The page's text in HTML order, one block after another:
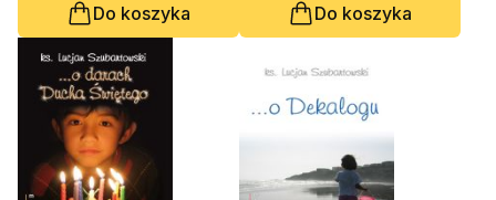
Do koszyka
Do koszyka